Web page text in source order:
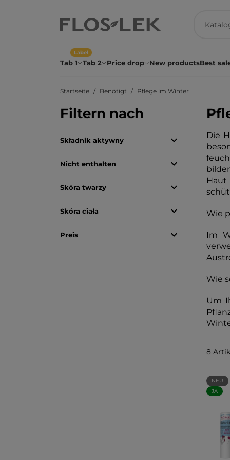
Tab 1 Tab 2
Label
Price drop New productsBest
Startseite Benötigt Pflege im Winter
Filtern nach
Składnik aktywny 
Nicht enthalten 
Skóra twarzy 
Skóra ciała 
Preis 
Die
Wie
Im
Wie
Um
8
NEU
JA